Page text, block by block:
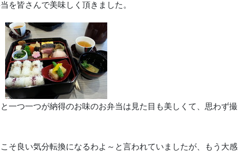
を皆さんで美味しく頂きました。
一つ一つが納得のお味のお弁当は見た目も美しくて、思わず撮
そ良い気分転換になるわよ～と言われていましたが、もう大感